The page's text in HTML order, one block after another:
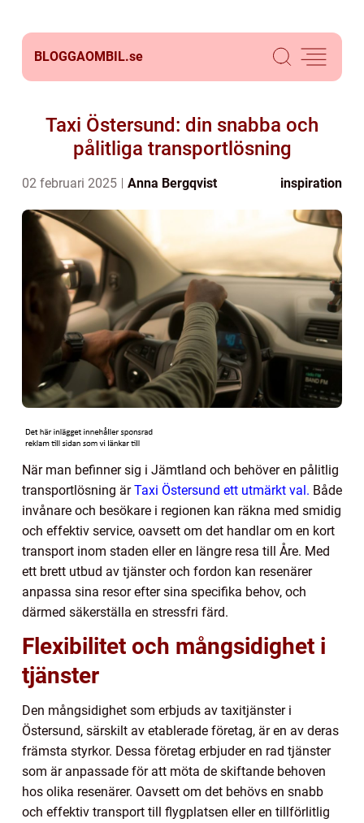
BLOGGAOMBIL.se
Taxi Östersund: din snabba och
pålitliga transportlösning
02 februari 2025 Anna Bergqvist inspiration
När man befinner sig i Jämtland och behöver en pålitlig
transportlösning ärTaxi Östersund ett utmärkt val. Både
invånare och besökare i regionen kan räkna med smidig
och effektiv service, oavsett om det handlar om en kort
transport inom staden eller en längre resa till Åre. Med
ett brett utbud av tjänster och fordon kan resenärer
anpassa sina resor efter sina specifika behov, och
därmed säkerställa en stressfri färd.
Flexibilitet och mångsidighet i
tjänster
Den mångsidighet som erbjuds av taxitjänster i
Östersund, särskilt av etablerade företag, är en av deras
främsta styrkor. Dessa företag erbjuder en rad tjänster
som är anpassade för att möta de skiftande behoven
hos olika resenärer. Oavsett om det behövs en snabb
och effektiv transport till flygplatsen eller en tillförlitlig